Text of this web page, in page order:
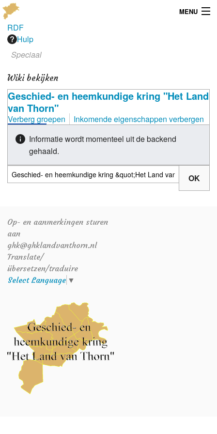
MENU
Menu
Publicaties
Dialect
Locaties
Kaarten
Overig
Verenigingsinfo
RDF
Hulp
Speciaal
Wiki bekijken
Geschied- en heemkundige kring "Het Land
van Thorn"
Verberg groepen
Inkomende eigenschappen verbergen
Informatie wordt momenteel uit de backend
gehaald.
Op- en aanmerkingen sturen
aan
ghk@ghklandvanthorn.nl
Translate/
übersetzen/traduire
Select Language ▼